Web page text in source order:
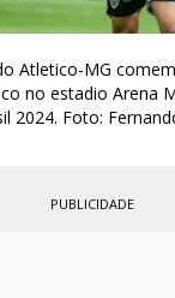
Atletico-MG
no estadio Arena
2024. Foto:
PUBLICIDADE